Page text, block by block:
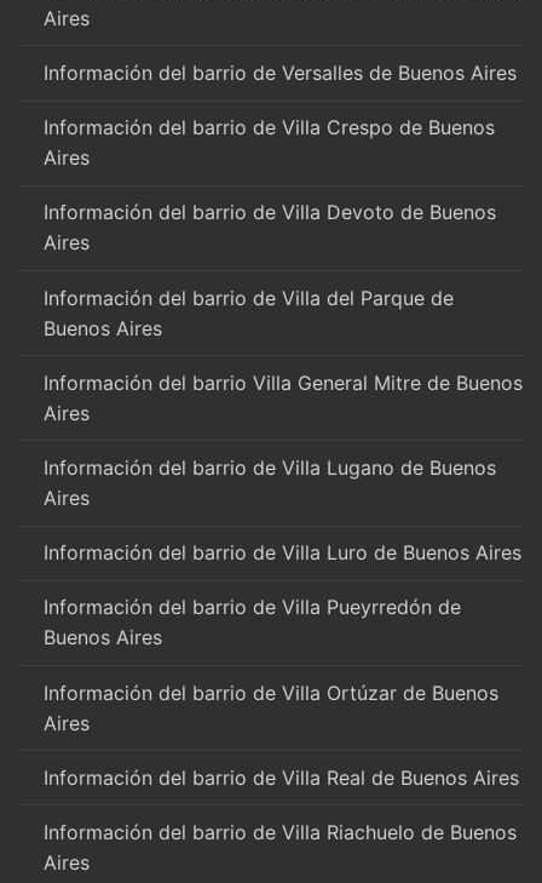
Aires
Información del barrio de Versalles de Buenos Aires
Información del barrio de Villa Crespo de Buenos
Aires
Información del barrio de Villa Devoto de Buenos
Aires
Información del barrio de Villa del Parque de
Buenos Aires
Información del barrio Villa General Mitre de Buenos
Aires
Información del barrio de Villa Lugano de Buenos
Aires
Información del barrio de Villa Luro de Buenos Aires
Información del barrio de Villa Pueyrredón de
Buenos Aires
Información del barrio de Villa Ortúzar de Buenos
Aires
Información del barrio de Villa Real de Buenos Aires
Información del barrio de Villa Riachuelo de Buenos
Aires